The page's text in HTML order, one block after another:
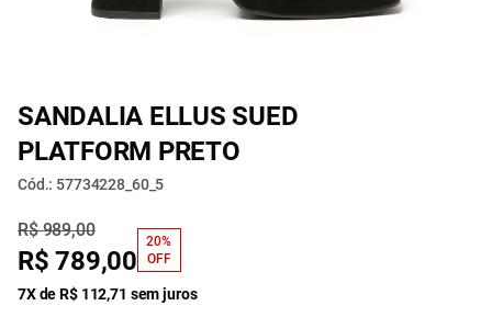
SANDALIA ELLUS SUED
PLATFORM PRETO
Cód.: 57734228_60_5
R$ 989,00
R$ 789,00
20%
OFF
7X de R$ 112,71 sem juros